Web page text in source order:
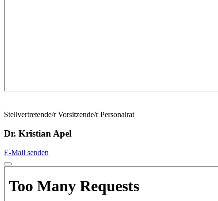
Stellvertretende/r Vorsitzende/r Personalrat
Dr. Kristian Apel
E-Mail senden